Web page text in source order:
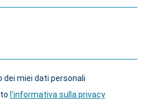
miei dati personali
l'informativa sulla privacy